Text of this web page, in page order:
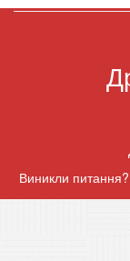
Виникли